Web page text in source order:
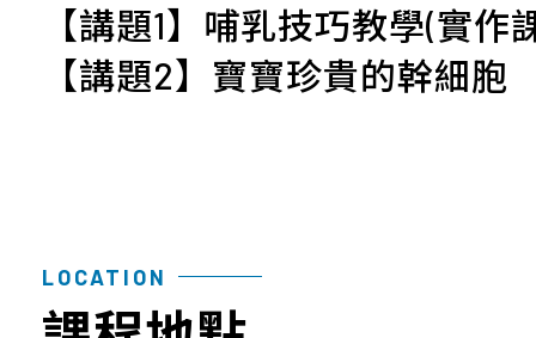
【講題1】哺乳技巧教學(實作
【講題2】寶寶珍貴的幹細胞
LOCATION